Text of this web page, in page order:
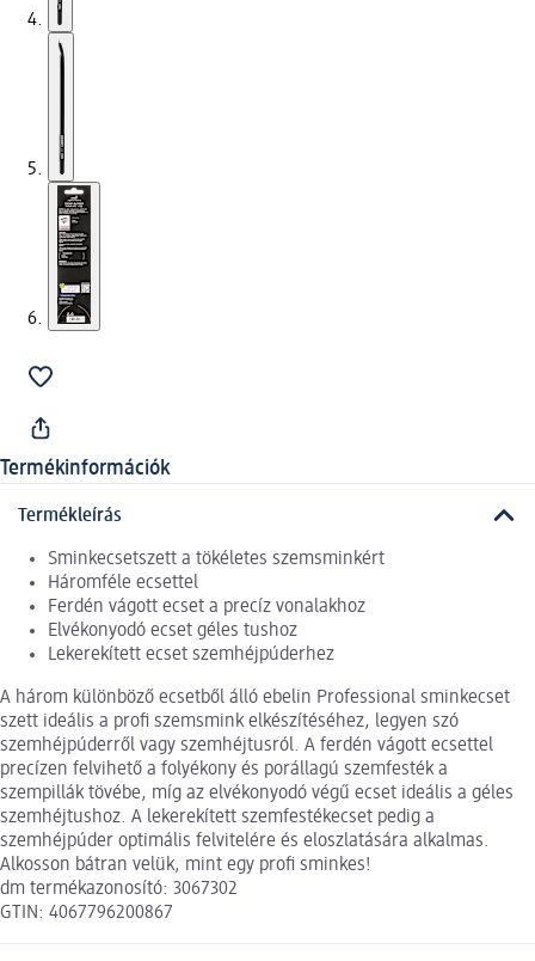
Termékinformációk
Termékleírás
Sminkecsetszett a tökéletes szemsminkért
Háromféle ecsettel
Ferdén vágott ecset a precíz vonalakhoz
Elvékonyodó ecset géles tushoz
Lekerekített ecset szemhéjpúderhez
A három különböző ecsetből álló ebelin Professional sminkecset
szett ideális a profi szemsmink elkészítéséhez, legyen szó
szemhéjpúderről vagy szemhéjtusról. A ferdén vágott ecsettel
precízen felvihető a folyékony és porállagú szemfesték a
szempillák tövébe, míg az elvékonyodó végű ecset ideális a géles
szemhéjtushoz. A lekerekített szemfestékecset pedig a
szemhéjpúder optimális felvitelére és eloszlatására alkalmas.
Alkosson bátran velük, mint egy profi sminkes!
dm termékazonosító: 3067302
GTIN: 4067796200867